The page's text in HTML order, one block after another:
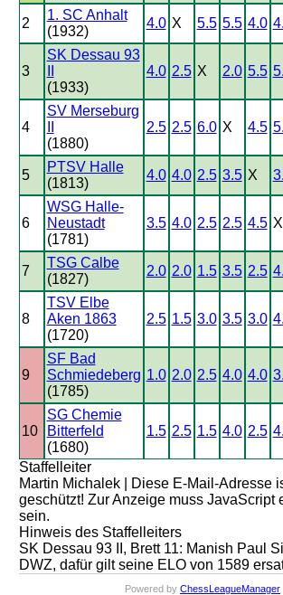
2
1. SC Anhalt
(1932)
4.0 X 5.5 5.5 4.0
3
SK Dessau 93
(1933)
4.0 2.5 X 2.0 5.5
4
SV Merseburg
(1880)
2.5 2.5 6.0 X 4.5
5
PTSV Halle
(1813)
4.0 4.0 2.5 3.5 X
6
WSG Halle-
Neustadt
(1781)
3.5 4.0 2.5 2.5 4.5 X
7
TSG Calbe
(1827)
2.0 2.0 1.5 3.5 2.5
8
TSV Elbe
Aken 1863
(1720)
2.5 1.5 3.0 3.5 3.0
9
SF Bad
Schmiedeberg
(1785)
1.0 2.0 2.5 4.0 4.0
10
SG Chemie
Bitterfeld
(1680)
1.5 2.5 1.5 4.0 2.5
Staffelleiter
Martin Michalek |
Diese E-Mail-Adresse
geschützt! Zur Anzeige muss JavaScript
sein.
Hinweis des Staffelleiters
SK Dessau 93 II, Brett 11: Manish Paul
DWZ, dafür gilt seine ELO von 1589
Powered by ChessLeagueManager